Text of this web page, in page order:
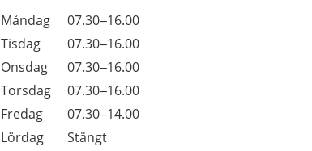
Dag
Öppettider
Kommentarer
Måndag
07.30–16.00
Tisdag
07.30–16.00
Onsdag
07.30–16.00
Torsdag
07.30–16.00
Fredag
07.30–14.00
Lördag
Stängt